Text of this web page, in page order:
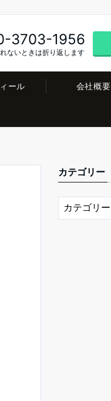
3703-1956
ないときは折り返します
ール 会社概要
カテゴリー